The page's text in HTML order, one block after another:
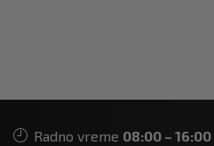
Radno vreme 08:00 – 16:00